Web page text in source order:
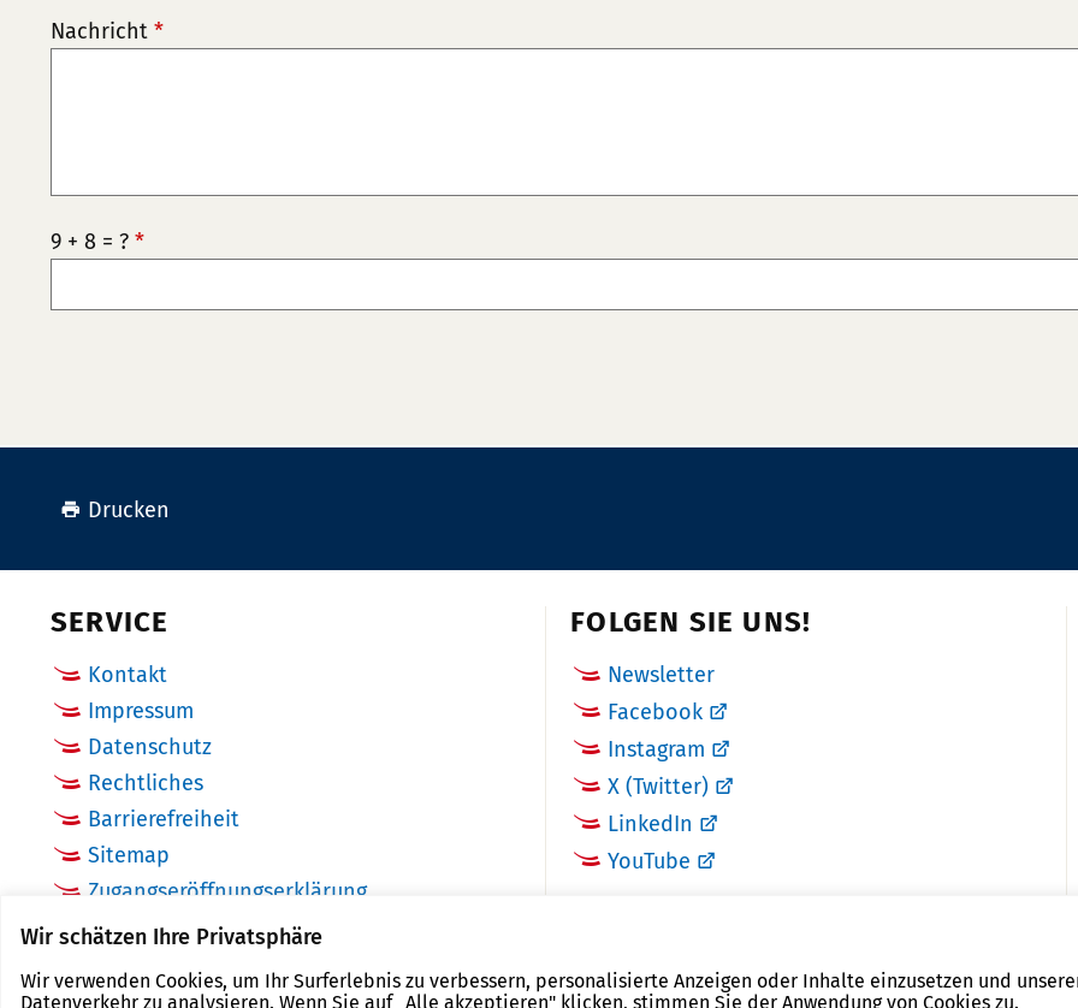
Wir schätzen Ihre Privatsphäre
Wir verwenden Cookies, um Ihr Surferlebnis zu verbessern, personalisierte Anzeigen oder Inhalte einzusetzen und
Datenverkehr zu analysieren. Wenn Sie auf „Alle akzeptieren" klicken, stimmen Sie der Anwendung von Cookies zu.
Nachricht *
9 + 8 = ? *
Drucken
SERVICE
Kontakt
Impressum
Datenschutz
Rechtliches
Barrierefreiheit
Sitemap
Zugangseröffnungserklärung
Cookie Einstellungen
FOLGEN SIE UNS!
Newsletter
Facebook
Instagram
X (Twitter)
LinkedIn
YouTube